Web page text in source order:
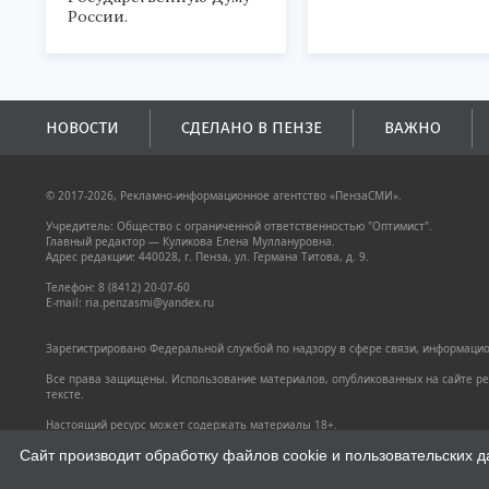
России.
НОВОСТИ СДЕЛАНО В ПЕНЗЕ ВАЖНО
© 2017-2026, Рекламно-информационное агентство «ПензаСМИ».
Учредитель: Общество с ограниченной ответственностью "Оптимист".
Главный редактор — Куликова Елена Муллануровна.
Адрес редакции: 440028, г. Пенза, ул. Германа Титова, д. 9.
Телефон: 8 (8412) 20-07-60
E-mail: ria.penzasmi@yandex.ru
Зарегистрировано Федеральной службой по надзору в сфере связи,
Все права защищены. Использование материалов, опубликованных на сайте
тексте.
Настоящий ресурс может содержать материалы 18+.
Сайт производит обработку файлов cookie и